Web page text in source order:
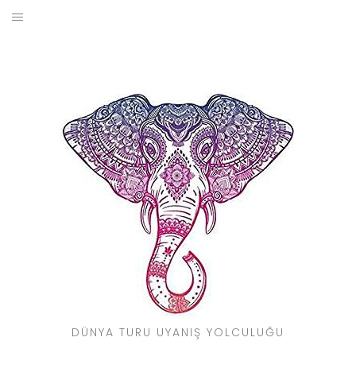
Skip
DÜNYA TURU UYANIŞ YOLCULUĞU
SEYAHAT REHBERI